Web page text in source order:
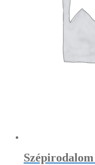
Szépirodalom